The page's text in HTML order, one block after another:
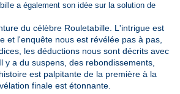
a également son idée sur la solution de
du célèbre Rouletabille. L'intrigue est
et l'enquête nous est révélée pas à pas,
les déductions nous sont décrits avec
y a du suspens, des rebondissements,
est palpitante de la première à la
finale est étonnante.